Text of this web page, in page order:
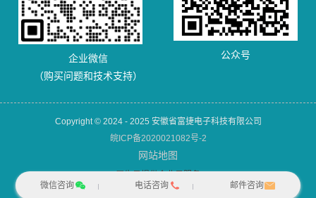
企业微信
（购买问题和技术支持）
公众号
Copyright © 2024 - 2025 安徽省富捷电子科技有限公司
皖ICP备2020021082号-2
网站地图
微信咨询
电话咨询 邮件咨询